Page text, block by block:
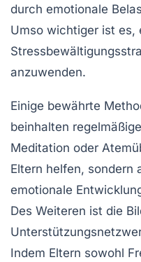
durch emotionale
Umso wichtiger ist es,
anzuwenden.
Einige bewährte
beinhalten regelmäßige
Meditation oder
Eltern helfen, sondern
emotionale
Des Weiteren ist die
Indem Eltern sowohl